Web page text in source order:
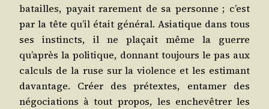
batailles, payait rare­ment de sa per­sonne ; c’est
par la tête qu’il était géné­ral. Asia­tique dans tous
ses ins­tincts, il ne pla­çait même la guerre
qu’après la poli­tique, don­nant tou­jours le pas aux
cal­culs de la ruse sur la vio­lence et les esti­mant
davan­tage. Créer des pré­textes, enta­mer des
négo­cia­tions à tout pro­pos, les enche­vê­trer les